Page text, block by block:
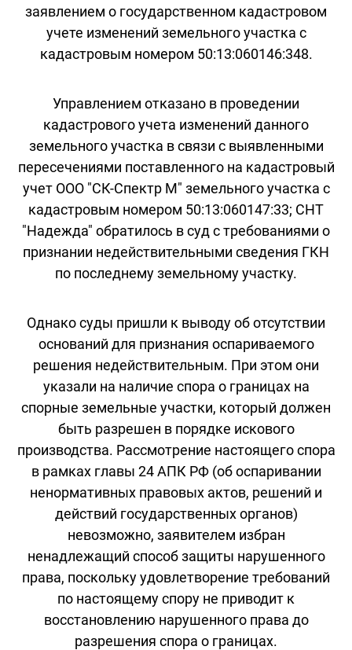
заявлением о государственном кадастровом
учете изменений земельного участка с
кадастровым номером 50:13:060146:348.
Управлением отказано в проведении
кадастрового учета изменений данного
земельного участка в связи с выявленными
пересечениями поставленного на кадастровый
учет ООО "СК-Спектр М" земельного участка с
кадастровым номером 50:13:060147:33; СНТ
"Надежда" обратилось в суд с требованиями о
признании недействительными сведения ГКН
по последнему земельному участку.
Однако суды пришли к выводу об отсутствии
оснований для признания оспариваемого
решения недействительным. При этом они
указали на наличие спора о границах на
спорные земельные участки, который должен
быть разрешен в порядке искового
производства. Рассмотрение настоящего спора
в рамках главы 24 АПК РФ (об оспаривании
ненормативных правовых актов, решений и
действий государственных органов)
невозможно, заявителем избран
ненадлежащий способ защиты нарушенного
права, поскольку удовлетворение требований
по настоящему спору не приводит к
восстановлению нарушенного права до
разрешения спора о границах.